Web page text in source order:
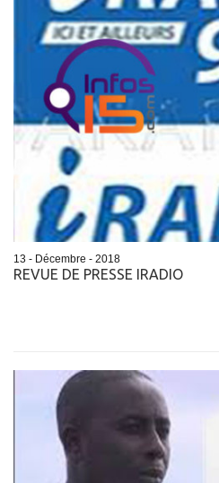
13 - Décembre - 2018
REVUE DE PRESSE IRADIO